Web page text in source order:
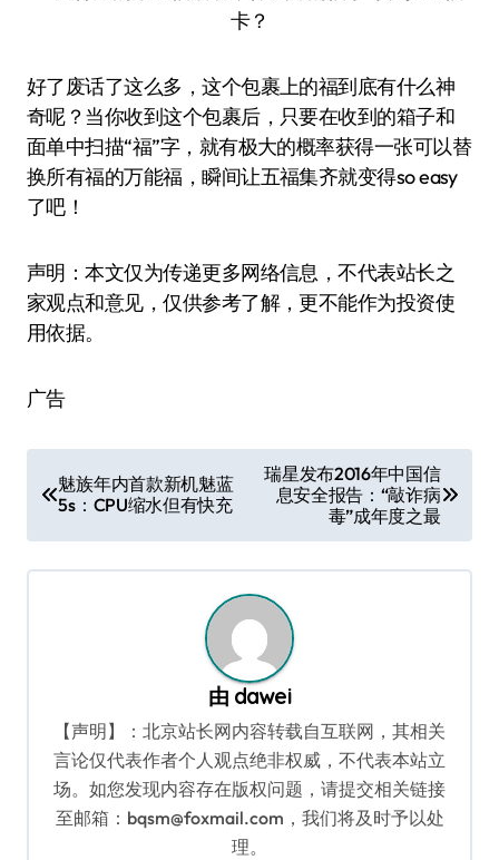
好了废话了这么多，这个包裹上的福到底有什么神
奇呢？当你收到这个包裹后，只要在收到的箱子和
面单中扫描“福”字，就有极大的概率获得一张可以替
换所有福的万能福，瞬间让五福集齐就变得so easy
了吧！
声明：本文仅为传递更多网络信息，不代表站长之
家观点和意见，仅供参考了解，更不能作为投资使
用依据。
广告
章
导
航
魅族年内首款新机魅蓝
5s：CPU缩水但有快充
瑞星发布2016年中国信
息安全报告：“敲诈病
毒”成年度之最
由 dawei
【声明】：北京站长网内容转载自互联网，其相关
言论仅代表作者个人观点绝非权威，不代表本站立
场。如您发现内容存在版权问题，请提交相关链接
至邮箱：bqsm@foxmail.com，我们将及时予以处
理。